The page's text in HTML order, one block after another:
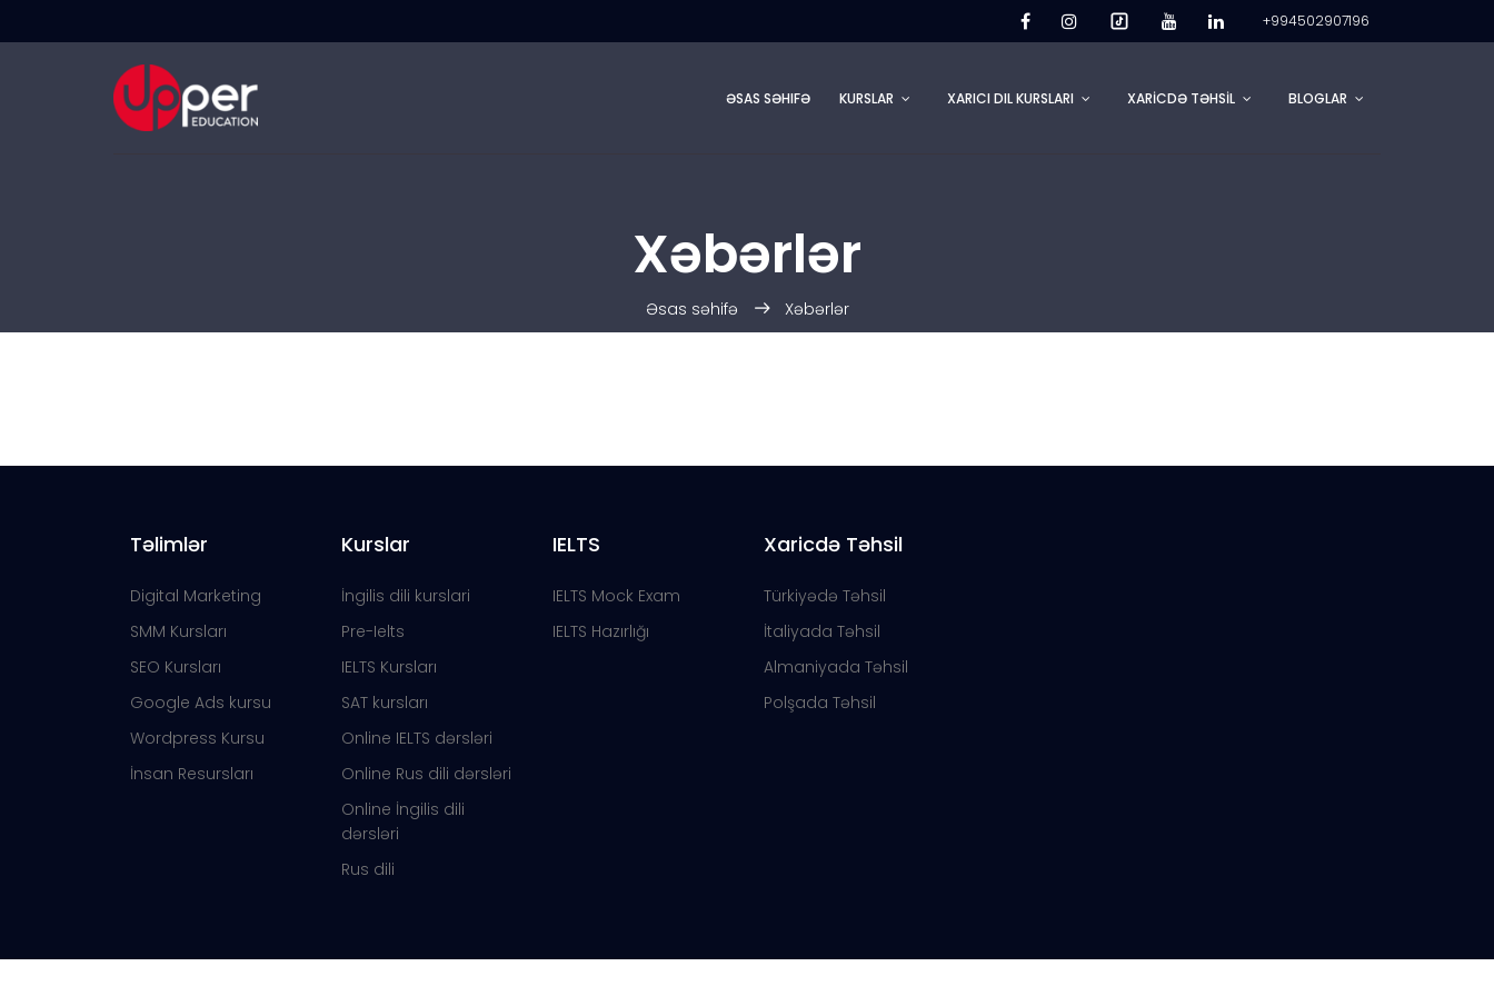
Xəbərlər
Əsas səhifə Xəbərlər
+994502907196
ƏSAS SƏHIFƏ KURSLAR XARICI DIL KURSLARI XARİCDƏ TƏHSİL BLOGLAR
Təlimlər
Digital Marketing
SMM Kursları
SEO Kursları
Google Ads kursu
Wordpress Kursu
İnsan Resursları
Kurslar
İngilis dili kurslari
Pre-Ielts
IELTS Kursları
SAT kursları
Online IELTS dərsləri
Online Rus dili dərsləri
Online İngilis dili
dərsləri
Rus dili
IELTS
IELTS Mock Exam
IELTS Hazırlığı
Xaricdə Təhsil
Türkiyədə Təhsil
İtaliyada Təhsil
Almaniyada Təhsil
Polşada Təhsil